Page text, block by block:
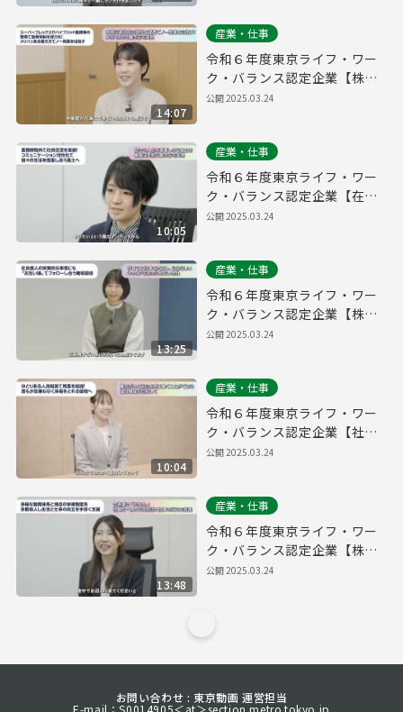
14:07
産業・仕事
令和６年度東京ライフ・ワー
ク・バランス認定企業【株式
会社ソウブン・ドットコム】
公開2025.03.24
10:05
産業・仕事
令和６年度東京ライフ・ワー
ク・バランス認定企業【在住
ビジネス株式会社】
公開2025.03.24
13:25
産業・仕事
令和６年度東京ライフ・ワー
ク・バランス認定企業【株式
会社QOOLキャリア】
公開2025.03.24
10:04
産業・仕事
令和６年度東京ライフ・ワー
ク・バランス認定企業【社会
福祉法人大三島育徳会】
公開2025.03.24
13:48
産業・仕事
令和６年度東京ライフ・ワー
ク・バランス認定企業【株式
会社FIS】
公開2025.03.24
お問い合わせ : 東京動画 運営担当